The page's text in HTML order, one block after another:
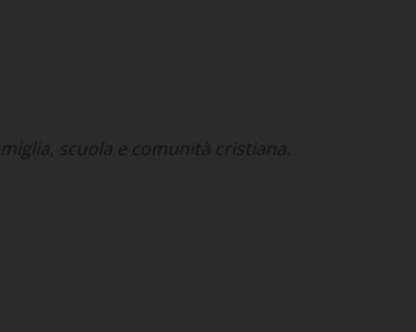
scuola e comunità cristiana.